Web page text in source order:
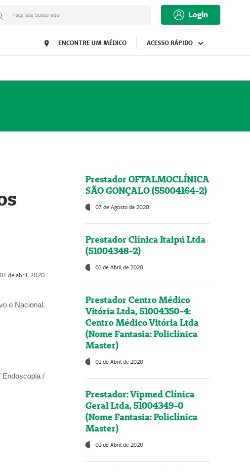
Faça sua busca aqui Login
ENCONTRE UM MÉDICO ACESSO RÁPIDO
01 de abril, 2020
e Nacional.
Endoscopia /
Prestador OFTALMOCLÍNICA
SÃO GONÇALO (55004164-2)
07 de Agosto de 2020
Prestador Clínica Itaipú Ltda
(51004348-2)
01 de Abril de 2020
Prestador Centro Médico
Vitória Ltda, 51004350-4:
Centro Médico Vitória Ltda
(Nome Fantasia: Policlínica
Master)
01 de Abril de 2020
Prestador: Vipmed Clínica
Geral Ltda, 51004349-0
(Nome Fantasia: Policlínica
Master)
01 de Abril de 2020